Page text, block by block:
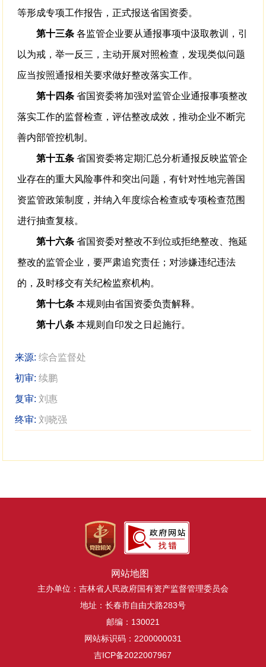
等形成专项工作报告，正式报送省国资委。
第十三条 各监管企业要从通报事项中汲取教训，引
以为戒，举一反三，主动开展对照检查，发现类似问题
应当按照通报相关要求做好整改落实工作。
第十四条 省国资委将加强对监管企业通报事项整改
落实工作的监督检查，评估整改成效，推动企业不断完
善内部管控机制。
第十五条 省国资委将定期汇总分析通报反映监管企
业存在的重大风险事件和突出问题，有针对性地完善国
资监管政策制度，并纳入年度综合检查或专项检查范围
进行抽查复核。
第十六条 省国资委对整改不到位或拒绝整改、拖延
整改的监管企业，要严肃追究责任；对涉嫌违纪违法
的，及时移交有关纪检监察机构。
第十七条 本规则由省国资委负责解释。
第十八条 本规则自印发之日起施行。
来源:综合监督处
初审:续鹏
复审:刘惠
终审:刘晓强
网站地图
主办单位：吉林省人民政府国有资产监督管理委员会
地址：长春市自由大路283号
邮编：130021
网站标识码：2200000031
吉ICP备2022007967